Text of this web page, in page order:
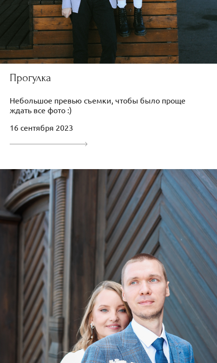
Прогулка
Небольшое превью съемки, чтобы было проще
ждать все фото :)
16 сентября 2023